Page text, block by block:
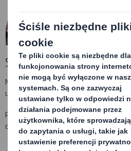
Strona nie została
Nie udało nam się znaleźć strony,
usunięta lub zmieniono jej nazwę.
Proszę wrócić na stronędssmith.com/pl
do naszej oferty opakowań.